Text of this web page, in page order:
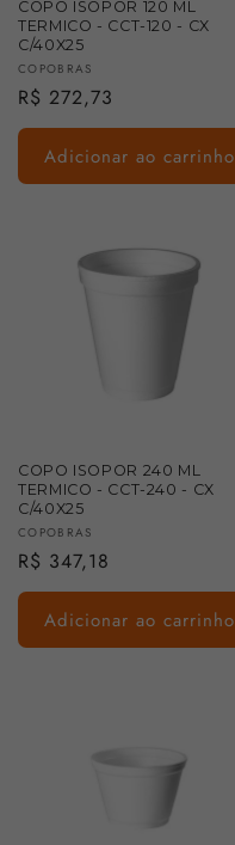
COPO ISOPOR 120 ML
TERMICO - CCT-120 - CX
C/40X25
Fornecedor:
COPOBRAS
Preço
normal
R$ 272,73
Adicionar ao carrinho
COPO ISOPOR 240 ML
TERMICO - CCT-240 - CX
C/40X25
Fornecedor:
COPOBRAS
Preço
normal
R$ 347,18
Adicionar ao carrinho